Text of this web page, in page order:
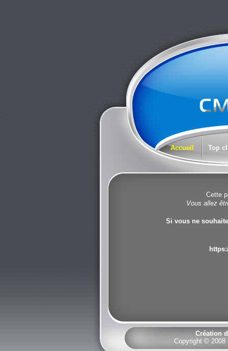
Accueil Top
Cette
Vous allez
Si vous ne
Création
Copyright © 2008